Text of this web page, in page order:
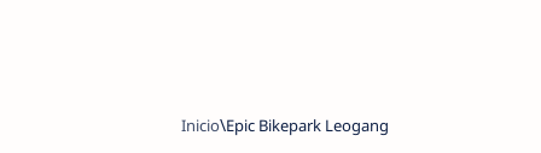
Inicio Epic Bikepark Leogang